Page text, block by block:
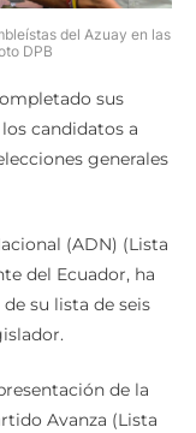
del Azuay en las
DPB
sus
candidatos a
generales
(ADN) (Lista
del Ecuador, ha
su lista de seis
de la
Avanza (Lista